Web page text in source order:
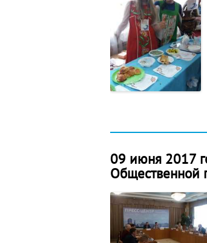
09 июня 2017
Общественной